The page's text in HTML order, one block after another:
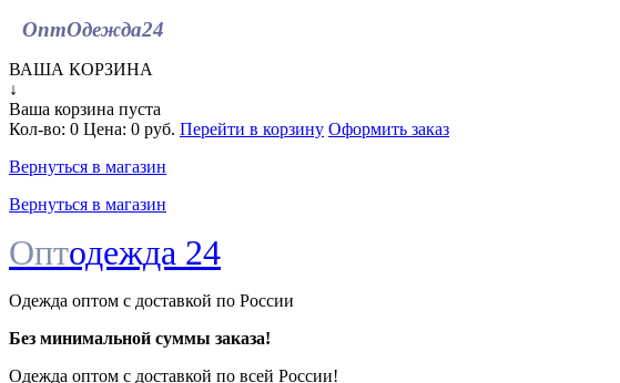
ОптОдежда24
ВАША КОРЗИНА
↓
Ваша корзина пуста
Кол-во: 0 Цена: 0 руб. Перейти в корзину Оформить заказ
Вернуться в магазин
Вернуться в магазин
Оптодежда 24
Одежда оптом с доставкой по России
Без минимальной суммы заказа!
Одежда оптом c доставкой по всей России!